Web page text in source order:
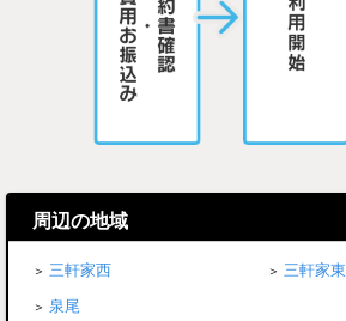
周辺の地域
三軒家西
三軒家東
泉尾